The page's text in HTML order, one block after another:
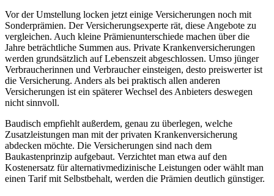
Vor der Umstellung locken jetzt einige Versicherungen noch mit
Sonderprämien. Der Versicherungsexperte rät, diese Angebote zu
vergleichen. Auch kleine Prämienunterschiede machen über die
Jahre beträchtliche Summen aus. Private Krankenversicherungen
werden grundsätzlich auf Lebenszeit abgeschlossen. Umso jünger
Verbraucherinnen und Verbraucher einsteigen, desto preiswerter ist
die Versicherung. Anders als bei praktisch allen anderen
Versicherungen ist ein späterer Wechsel des Anbieters deswegen
nicht sinnvoll.
Baudisch empfiehlt außerdem, genau zu überlegen, welche
Zusatzleistungen man mit der privaten Krankenversicherung
abdecken möchte. Die Versicherungen sind nach dem
Baukastenprinzip aufgebaut. Verzichtet man etwa auf den
Kostenersatz für alternativmedizinische Leistungen oder wählt man
einen Tarif mit Selbstbehalt, werden die Prämien deutlich günstiger.